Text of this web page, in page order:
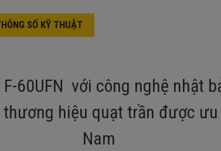
SỐ KỸ THUẬT
F-60UFN với công nghệ nhật
hiệu quạt trần được
Nam